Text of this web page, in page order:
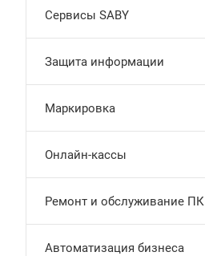
Сервисы SABY
Защита информации
Маркировка
Онлайн-кассы
Ремонт и обслуживание ПК
Автоматизация бизнеса